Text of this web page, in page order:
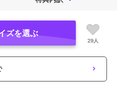
ズを選ぶ
29人